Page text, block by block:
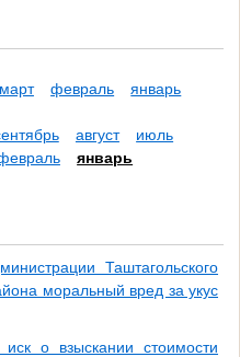
март февраль
январь
август
июль
январь
Таштагольского
моральный вред за укус
о взыскании стоимости